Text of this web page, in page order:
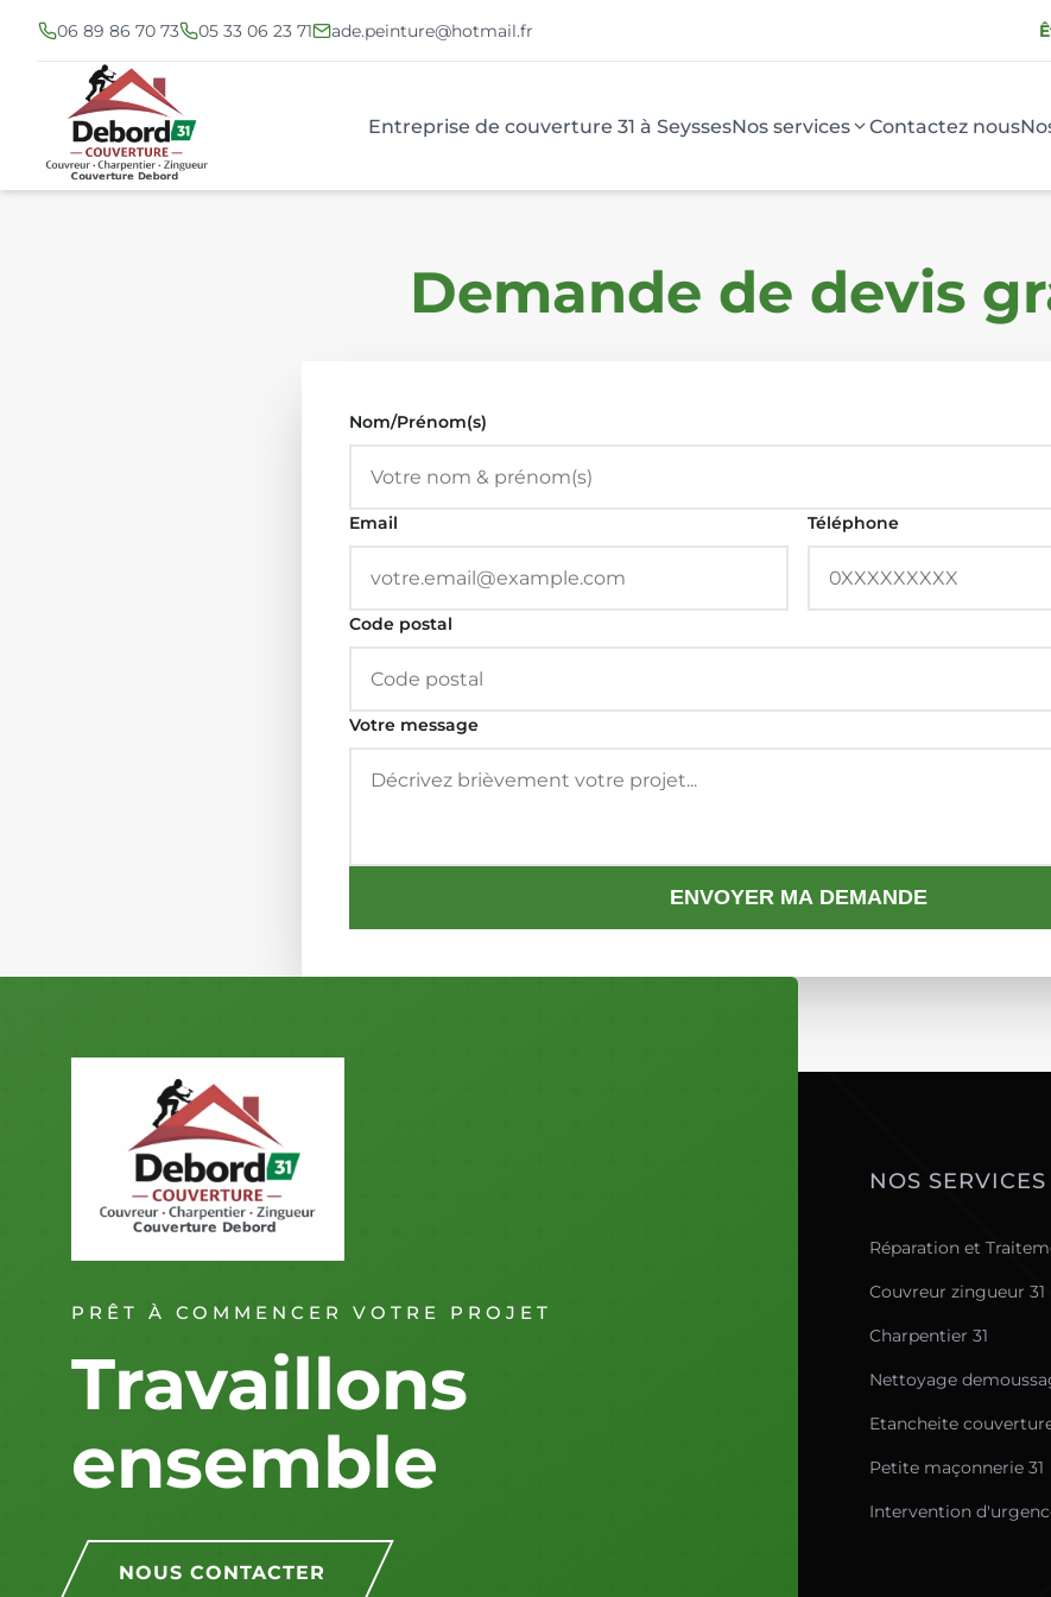
06 89 86 70 73 05 33 06 23 71 ade.peinture@hotmail.fr
Entreprise de couverture 31 à SeyssesNos services Contactez nous
Demande de devis
Nom/Prénom(s)
Email Téléphone
Code postal
Votre message
PRÊT À COMMENCER VOTRE PROJET
Travaillons
ensemble
NOUS CONTACTER
NOS SERVICES
Réparation et
Couvreur zingueur 31
Charpentier 31
Nettoyage
Etancheite
Petite maçonnerie 31
Intervention